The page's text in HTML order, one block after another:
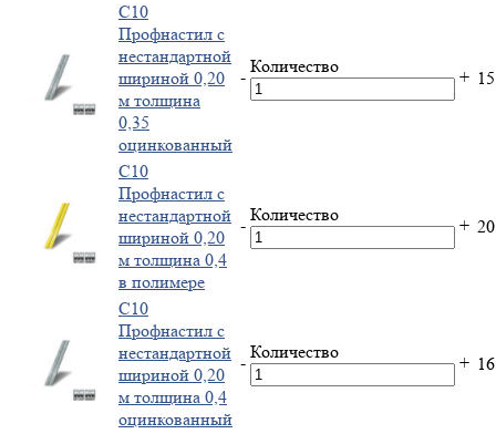
С10
Профнастил с
нестандартной
шириной 0,20
м толщина
0,35
оцинкованный
-
Количество
+
С10
Профнастил с
нестандартной
шириной 0,20
м толщина 0,4
в полимере
-
Количество
+
С10
Профнастил с
нестандартной
шириной 0,20
м толщина 0,4
оцинкованный
-
Количество
+